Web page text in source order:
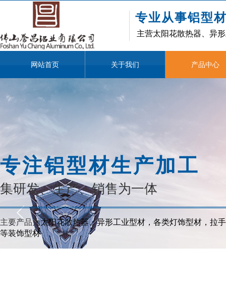
专业从事铝型
主营太阳花散热器、异
网站首页 关于我们 产品中心
专注铝型材生产加工
集研发、生产、销售为一体
主要产品为太阳花散热器、异形工业型材，各类灯饰型材，拉
等装饰型材